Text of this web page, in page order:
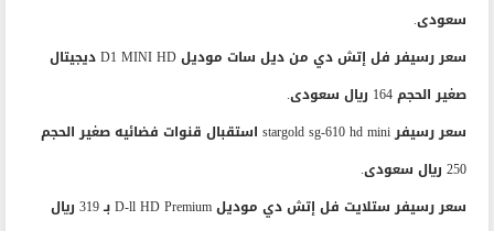
سعودى.
سعر رسيفر فل إتش دي من ديل سات موديل D1 MINI HD ديجيتال
صغير الحجم 164 ريال سعودى.
سعر رسيفر stargold sg-610 hd mini استقبال قنوات فضائيه صغير الحجم
250 ريال سعودى.
سعر رسيفر ستلايت فل إتش دي موديل D-ll HD Premium بـ 319 ريال